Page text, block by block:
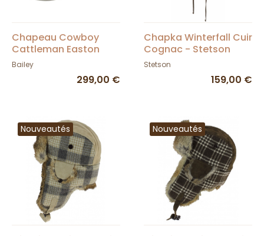
Chapeau Cowboy
Cattleman Easton
Gris - Bailey
Bailey
299,00 €
Chapka Winterfall Cuir
Cognac - Stetson
Stetson
159,00 €
Nouveautés Nouveautés